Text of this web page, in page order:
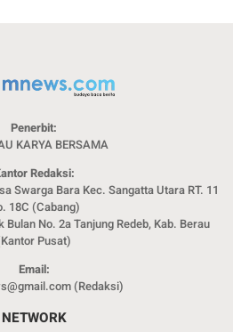
Penerbit:
KARYA BERSAMA
Redaksi:
Swarga Bara Kec. Sangatta Utara RT. 11
18C (Cabang)
No. 2a Tanjung Redeb, Kab. Berau
Pusat)
Email:
(Redaksi)
NETWORK